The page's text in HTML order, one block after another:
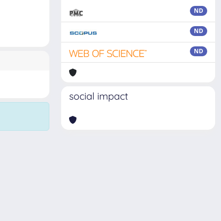
ND
ND
ND
social impact